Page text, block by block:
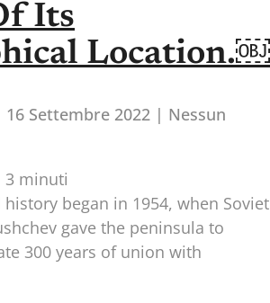
Its
Location.￼
16 Settembre 2022
Nessun
3 minuti
history began in 1954, when Soviet
gave the peninsula to
300 years of union with